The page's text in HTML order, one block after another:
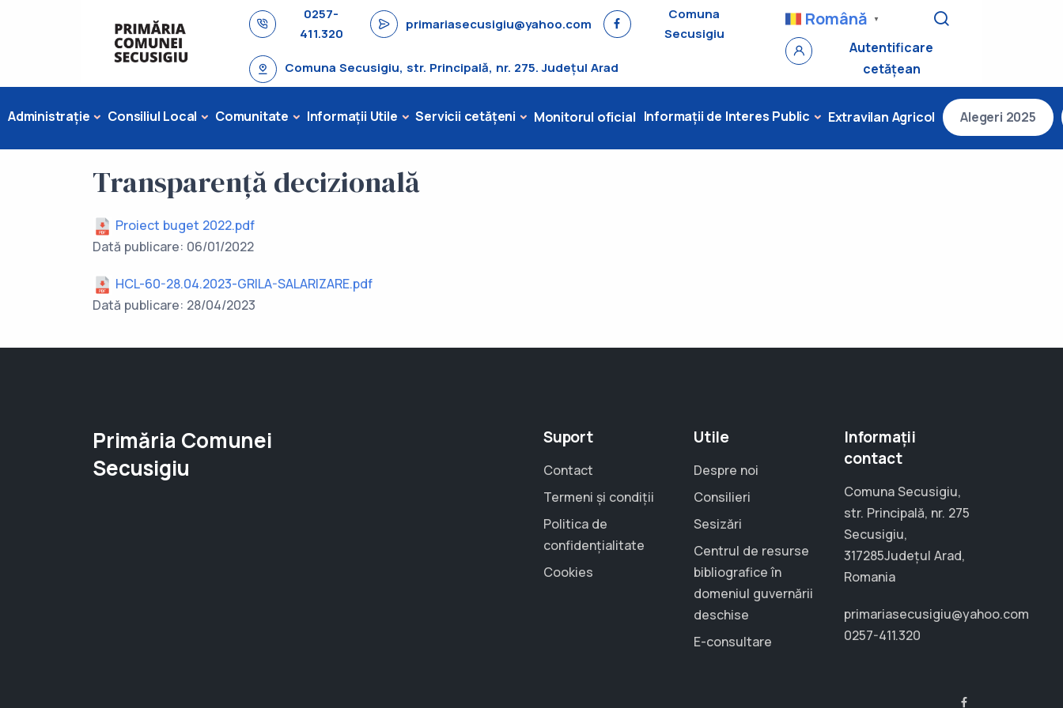
0257-
411.320
primariasecusigiu@yahoo.com
Comuna
Secusigiu
Comuna Secusigiu, str. Principală, nr. 275. Județul Arad
Română ▼
Autentificare
cetățean
Administrație Consiliul Local Comunitate Informații Utile Servicii cetățeni Monitorul oficial Informații de Interes Public Extravilan Agricol Alegeri 2025
Transparență decizională
Proiect buget 2022.pdf
Dată publicare: 06/01/2022
HCL-60-28.04.2023-GRILA-SALARIZARE.pdf
Dată publicare: 28/04/2023
Primăria Comunei
Secusigiu
Suport
Contact
Termeni și condiții
Politica de
confidențialitate
Cookies
Utile
Despre noi
Consilieri
Sesizări
Centrul de resurse
bibliografice în
domeniul guvernării
deschise
E-consultare
Informații
contact
Comuna Secusigiu,
str. Principală, nr. 275
Secusigiu,
317285Județul Arad,
Romania
primariasecusigiu@yahoo.com
0257-411.320